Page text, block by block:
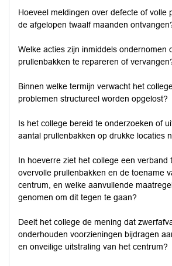
Hoeveel meldingen over defecte of volle
de afgelopen twaalf maanden
Welke acties zijn inmiddels ondernomen
prullenbakken te repareren of
Binnen welke termijn verwacht het
problemen structureel worden opgelost?
Is het college bereid te onderzoeken of
aantal prullenbakken op drukke locaties
In hoeverre ziet het college een verband
overvolle prullenbakken en de toename
centrum, en welke aanvullende
genomen om dit tegen te gaan?
Deelt het college de mening dat
onderhouden voorzieningen bijdragen
en onveilige uitstraling van het centrum?